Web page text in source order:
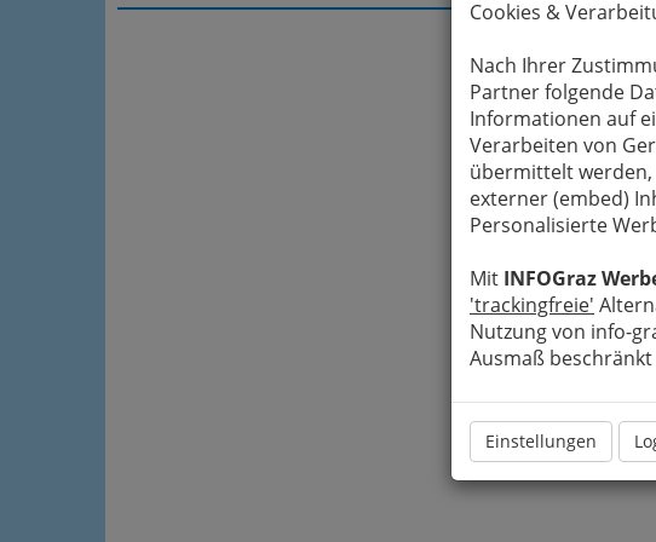
Cookies &
Nach Ihrer
Partner folgende
Informationen auf
Verarbeiten von
übermittelt werden,
externer (embed)
Personalisierte
Mit INFOGraz
'trackingfreie'
Nutzung von info-
Ausmaß
Einstellungen